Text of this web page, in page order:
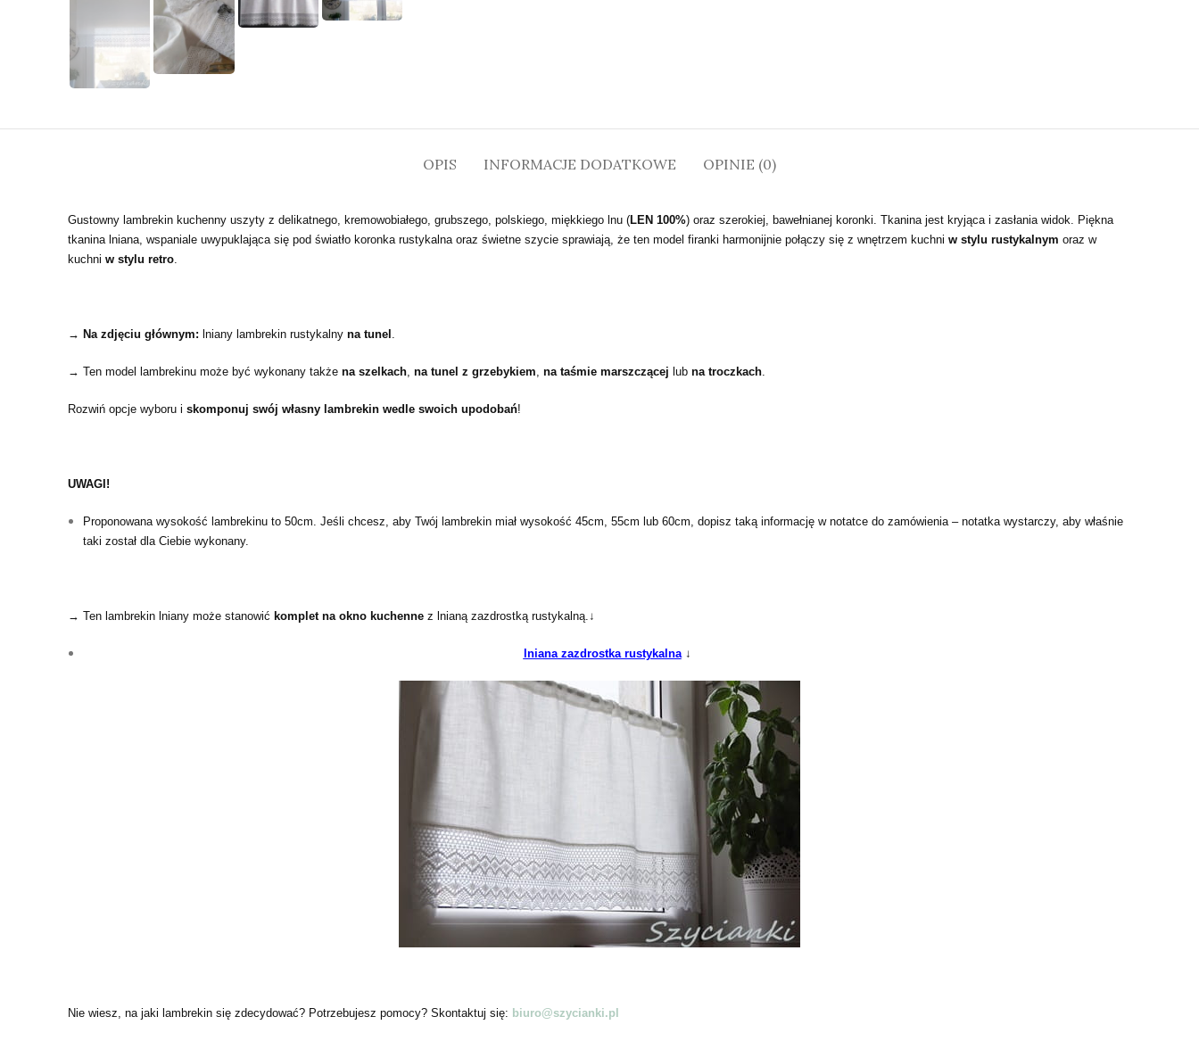
OPIS INFORMACJE DODATKOWE OPINIE (0)
Gustowny lambrekin kuchenny uszyty z delikatnego, kremowobiałego, grubszego, polskiego, miękkiego lnu (LEN 100%) oraz szerokiej, bawełnianej koronki. Tkanina jest kryjąca i zasłania widok. Piękna
tkanina lniana, wspaniale uwypuklająca się pod światło koronka rustykalna oraz świetne szycie sprawiają, że ten model firanki harmonijnie połączy się z wnętrzem kuchni w stylu rustykalnym oraz w
kuchni w stylu retro
→ Na zdjęciu głównym: lniany lambrekin rustykalny na tunel
→ Ten model lambrekinu może być wykonany także na szelkach na tunel z grzebykiem na taśmie marszczącej lub na troczkach
Rozwiń opcje wyboru i skomponuj swój własny lambrekin wedle swoich upodobań!
UWAGI!
Proponowana wysokość lambrekinu to 50cm. Jeśli chcesz, aby Twój lambrekin miał wysokość 45cm, 55cm lub 60cm, dopisz taką informację w notatce do zamówienia – notatka wystarczy, aby właśnie
taki został dla Ciebie wykonany.
→ Ten lambrekin lniany może stanowić komplet na okno kuchenne z lnianą zazdrostką rustykalną.↓
lniana zazdrostka rustykalna↓
Nie wiesz, na jaki lambrekin się zdecydować? Potrzebujesz pomocy? Skontaktuj się: biuro@szycianki.pl